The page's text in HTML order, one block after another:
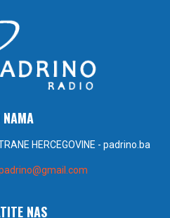
NAMA
HERCEGOVINE - padrino.ba
NAS